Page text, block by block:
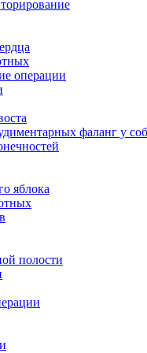
операции
фаланг у
яблока
полости